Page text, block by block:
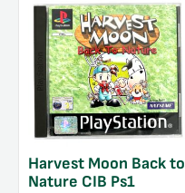
Harvest Moon Back to
Nature CIB Ps1